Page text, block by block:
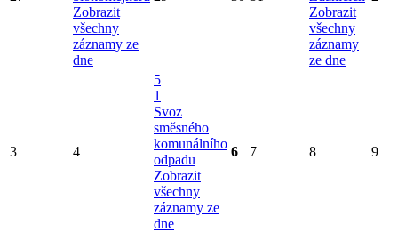
Zobrazit
všechny
záznamy ze
dne
Zobrazit
všechny
záznamy
ze dne
3 4
5
1
Svoz
směsného
komunálního
odpadu
Zobrazit
všechny
záznamy ze
dne
6 7 8 9